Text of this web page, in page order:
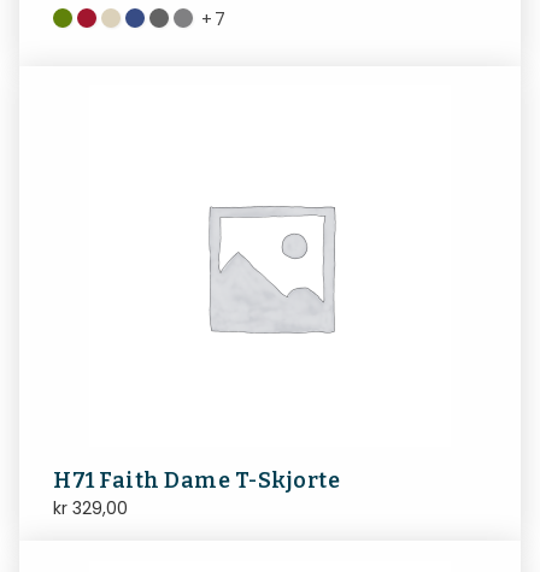
+ 7
H71 Faith Dame T-Skjorte
kr 329,00